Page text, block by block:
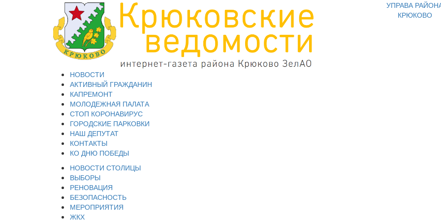
УПРАВА
КРЮКОВО
НОВОСТИ
АКТИВНЫЙ ГРАЖДАНИН
КАПРЕМОНТ
МОЛОДЕЖНАЯ ПАЛАТА
СТОП КОРОНАВИРУС
ГОРОДСКИЕ ПАРКОВКИ
НАШ ДЕПУТАТ
КОНТАКТЫ
КО ДНЮ ПОБЕДЫ
НОВОСТИ СТОЛИЦЫ
ВЫБОРЫ
РЕНОВАЦИЯ
БЕЗОПАСНОСТЬ
МЕРОПРИЯТИЯ
ЖКХ